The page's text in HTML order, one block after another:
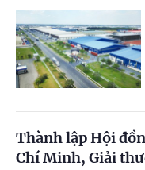
Thành lập Hội
Chí Minh, Giải